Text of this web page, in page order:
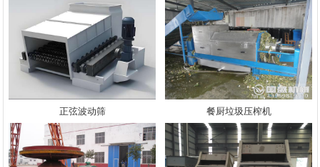
正弦波动筛 餐厨垃圾压榨机